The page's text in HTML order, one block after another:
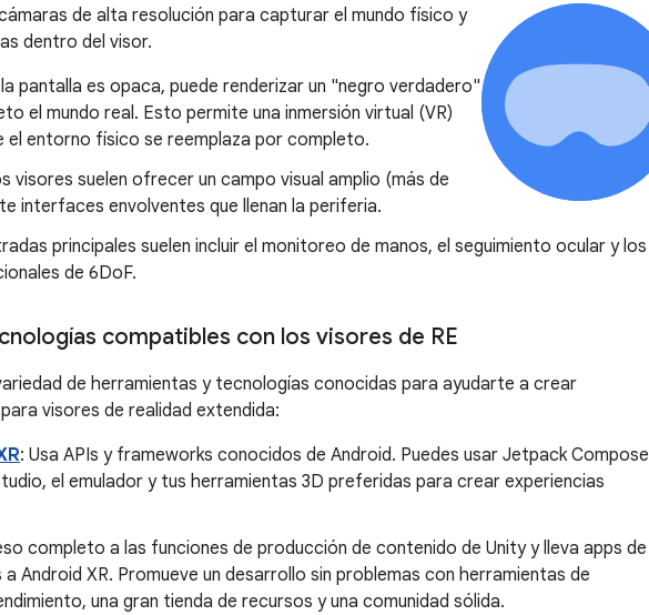
de alta resolución para capturar el mundo físico y
dentro del visor.
pantalla es opaca, puede renderizar un "negro verdadero"
el mundo real. Esto permite una inmersión virtual (VR)
el entorno físico se reemplaza por completo.
visores suelen ofrecer un campo visual amplio (más de
interfaces envolventes que llenan la periferia.
principales suelen incluir el monitoreo de manos, el seguimiento ocular y los
de 6DoF.
compatibles con los visores de RE
de herramientas y tecnologías conocidas para ayudarte a crear
visores de realidad extendida:
: Usa APIs y frameworks conocidos de Android. Puedes usar Jetpack Compose
el emulador y tus herramientas 3D preferidas para crear experiencias
completo a las funciones de producción de contenido de Unity y lleva apps de
Android XR. Promueve un desarrollo sin problemas con herramientas de
una gran tienda de recursos y una comunidad sólida.